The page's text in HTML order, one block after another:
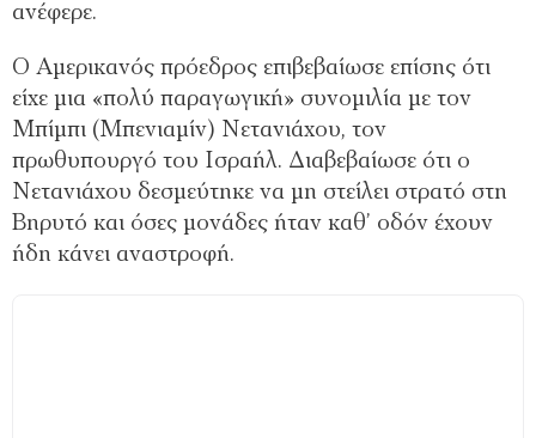
ανέφερε.
Ο Αμερικανός πρόεδρος επιβεβαίωσε επίσης ότι
είχε μια «πολύ παραγωγική» συνομιλία με τον
Μπίμπι (Μπενιαμίν) Νετανιάχου, τον
πρωθυπουργό του Ισραήλ. Διαβεβαίωσε ότι ο
Νετανιάχου δεσμεύτηκε να μη στείλει στρατό στη
Βηρυτό και όσες μονάδες ήταν καθ’ οδόν έχουν
ήδη κάνει αναστροφή.